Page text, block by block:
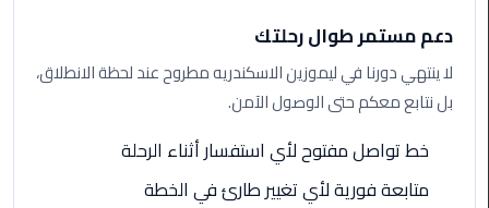
العجوزه
ليموزين
من
مطار
دعم مستمر طوال رحلتك
لا ينتهي دورنا في ليموزين الاسكندريه مطروح عند لحظة الانطلاق،
بل نتابع معكم حتى الوصول الآمن.
خط تواصل مفتوح لأي استفسار أثناء الرحلة
متابعة فورية لأي تغيير طارئ في الخطة